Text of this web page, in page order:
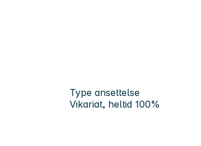
Type ansettelse
Vikariat, heltid 100%